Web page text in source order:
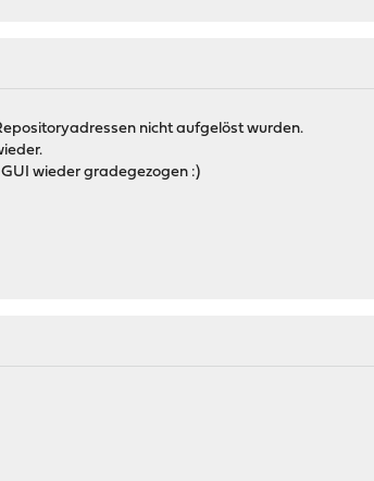
nicht aufgelöst wurden.
wieder gradegezogen :)